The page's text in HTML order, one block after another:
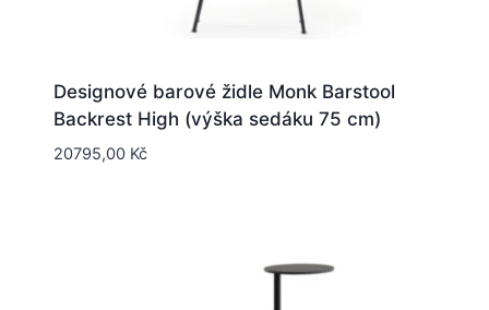
Designové barové židle Monk Barstool
Backrest High (výška sedáku 75 cm)
20795,00 Kč